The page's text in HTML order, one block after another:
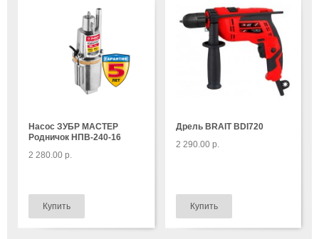
Насос ЗУБР МАСТЕР
Родничок НПВ-240-16
2 280.00 р.
Дрель BRAIT BDI720
2 290.00 р.